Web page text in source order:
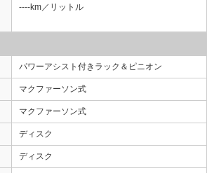
----km／リットル
パワーアシスト付きラック＆ピニオン
マクファーソン式
マクファーソン式
ディスク
ディスク